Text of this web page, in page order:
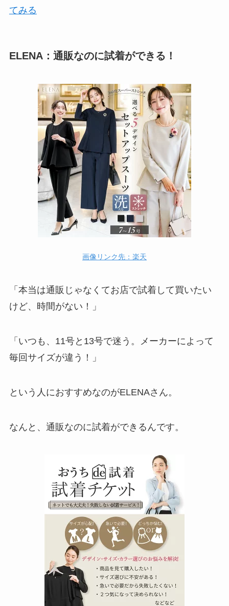
てみる
ELENA：通販なのに試着ができる！
画像リンク先：楽天
「本当は通販じゃなくてお店で試着して買いたい
けど、時間がない！」
「いつも、11号と13号で迷う。メーカーによって
毎回サイズが違う！」
という人におすすめなのがELENAさん。
なんと、通販なのに試着ができるんです。